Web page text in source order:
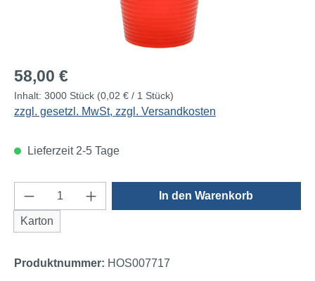
Regulärer Preis:
58,00 €
Inhalt: 3000 Stück (0,02 € / 1 Stück)
zzgl. gesetzl. MwSt, zzgl. Versandkosten
Lieferzeit 2-5 Tage
Produkt Anzahl: Gib den gewünschten
Karton
In den Warenkorb
Produktnummer: HOS007717